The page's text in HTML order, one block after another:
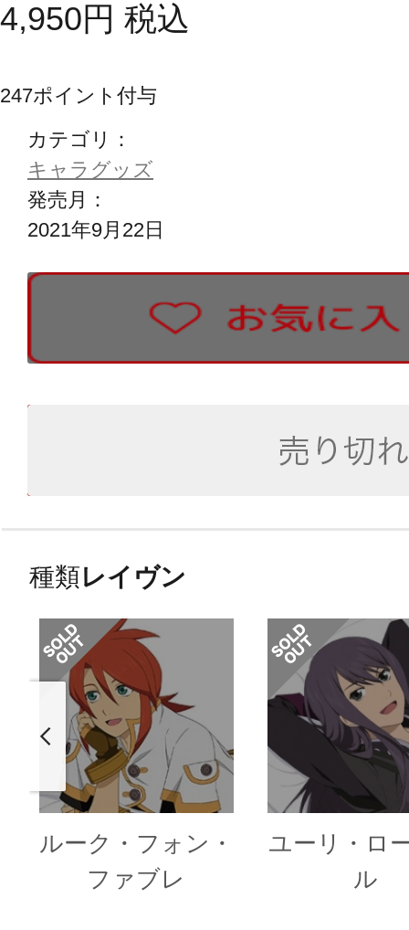
4,950円 税込
247ポイント付与
カテゴリ：
キャラグッズ
発売月：
2021年9月22日
種類レイヴン
ルーク・フォン・
ファブレ
ユーリ・ロ
ル